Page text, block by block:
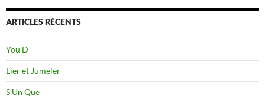
ARTICLES RÉCENTS
You D
Lier et Jumeler
S’Un Que